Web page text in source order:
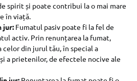
spirit și poate contribui la o mai mare
în viață.
jur: Fumatul pasiv poate fi la fel de
activ. Prin renunțarea la fumat,
din jurul tău, în special a
a prietenilor, de efectele nocive ale